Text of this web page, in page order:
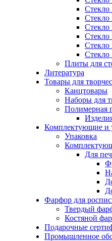
Стекло
Стекло
Стекло
Стекло
Стекло
Плиты для
Литература
Товары для
Канцтовары
Наборы для
Полимерная
Комплектующие и
Упаковка
Для
Фарфор для
Твердый
Костяной
Подарочные
Промышленное